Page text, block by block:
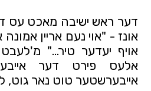
דער ראש ישיבה מאכט עס
אונז - "אוי נעם אריין
אויף יעדער טיר…"
אלעס פירט דער
אייבערשטער טוט נאר גוט,